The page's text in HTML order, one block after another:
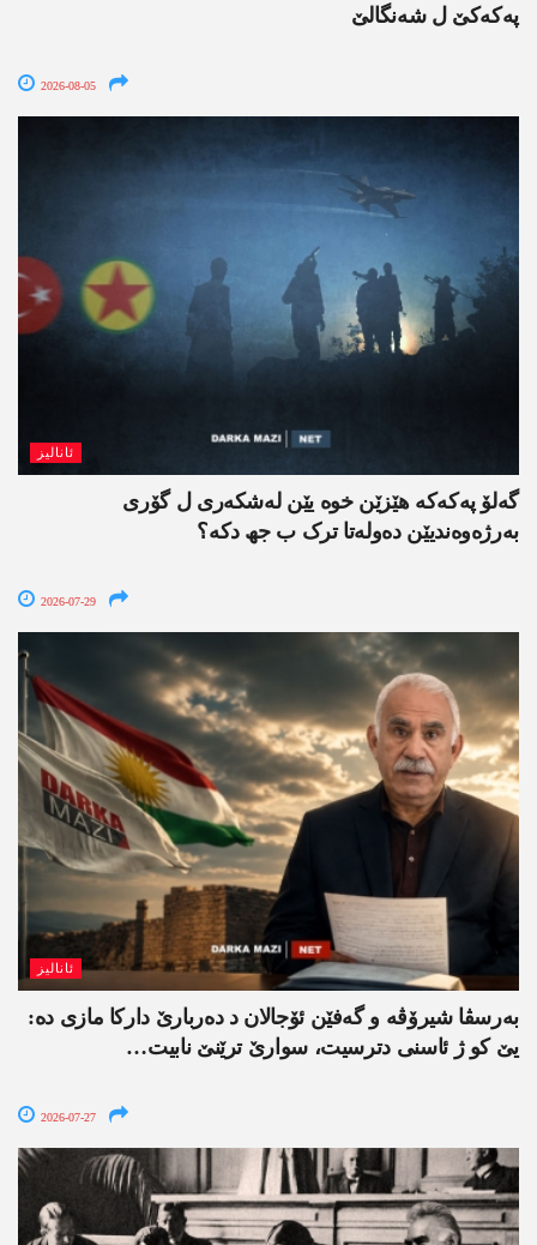
پەکەکێ ل شەنگالێ
2026-08-05
ئانالیز
گەلۆ پەکەکە ھێزێن خوە یێن لەشکەری ل گۆری
بەرژەوەندیێن دەولەتا ترک ب جھ دکە؟
2026-07-29
ئانالیز
بەرسڤا شیرۆڤە و گەفێن ئۆجالان د دەربارێ دارکا مازی دە:
یێ کو ژ ئاسنی دترسیت، سوارێ ترێنێ نابیت…
2026-07-27